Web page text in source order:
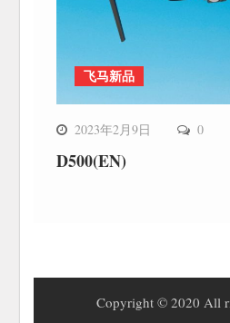
飞马新品
2023年2月9日 0
D500(EN)
Copyright © 2020 All